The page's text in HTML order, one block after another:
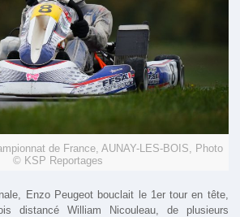
de France, AUNAY-LES-BOIS, Photo
© KSP Reportages
Enzo Peugeot bouclait le 1er tour en tête,
distancé William Nicouleau, de plusieurs